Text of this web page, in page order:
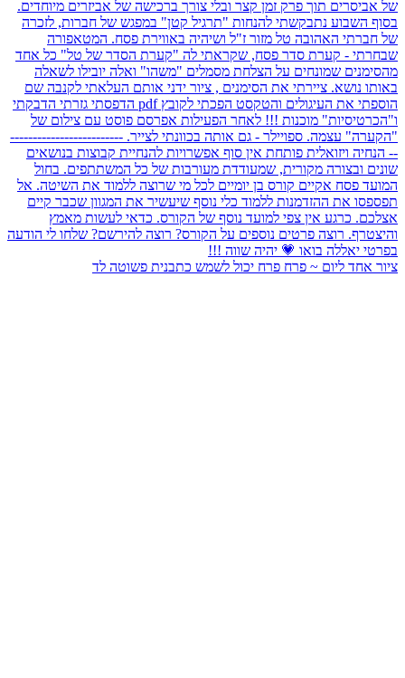
ציור אחד ליום ~ פרח פרח יכול לשמש כתבנית פשוטה לד